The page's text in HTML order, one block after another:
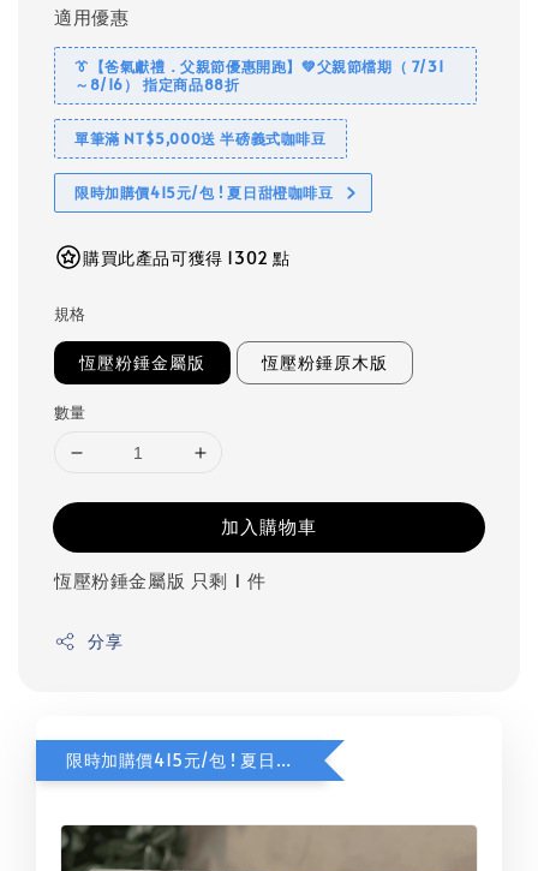
適用優惠
👔【爸氣獻禮．父親節優惠開跑】💚父親節檔期（ 7/31
～8/16） 指定商品88折
單筆滿 NT$5,000送 半磅義式咖啡豆
限時加購價415元/包 ! 夏日甜橙咖啡豆
購買此產品可獲得 1302 點
規格
恆壓粉錘金屬版 恆壓粉錘原木版
數量
加入購物車
恆壓粉錘金屬版 只剩 1 件
分享
限時加購價415元/包 ! 夏日甜橙咖啡豆